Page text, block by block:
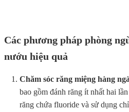
Các phương pháp phòng
nướu hiệu quả
Chăm sóc răng miệng hàng
bao gồm đánh răng ít nhất hai
răng chứa fluoride và sử dụng